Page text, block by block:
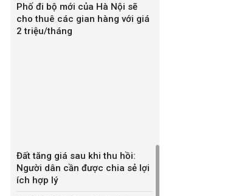
Phố đi bộ mới của Hà Nội sẽ
cho thuê các gian hàng với giá
2 triệu/tháng
Đất tăng giá sau khi thu hồi:
Người dân cần được chia sẻ lợi
ích hợp lý